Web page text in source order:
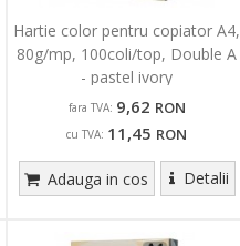
Hartie color pentru copiator A4,
80g/mp, 100coli/top, Double A
- pastel ivory
fara TVA: 9,62 RON
cu TVA: 11,45 RON
Adauga in cos Detalii